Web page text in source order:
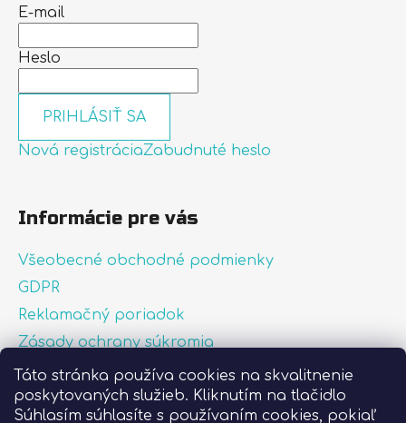
Táto stránka používa cookies na skvalitnenie
poskytovaných služieb. Kliknutím na tlačidlo
Súhlasím súhlasíte s používaním cookies, pokiaľ
E-mail
Heslo
PRIHLÁSIŤ SA
Nová registráciaZabudnuté heslo
Informácie pre vás
Všeobecné obchodné podmienky
GDPR
Reklamačný poriadok
Zásady ochrany súkromia
Zásady používania súborov cookies
O nás